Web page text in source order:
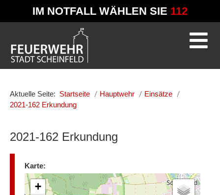
IM NOTFALL WÄHLEN SIE 112
Aktuelle Seite: Startseite Hauptwehr
Einsätze
2021-162 Erkundung
2021-162 Erkundung
Karte:
+